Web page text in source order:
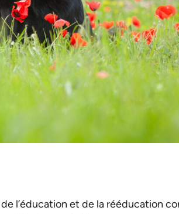
l’éducation et de la rééducation